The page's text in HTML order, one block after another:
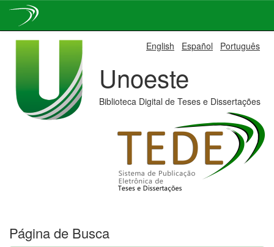
English Español Português
Unoeste
Biblioteca Digital de Teses e Dissertações
Página de Busca